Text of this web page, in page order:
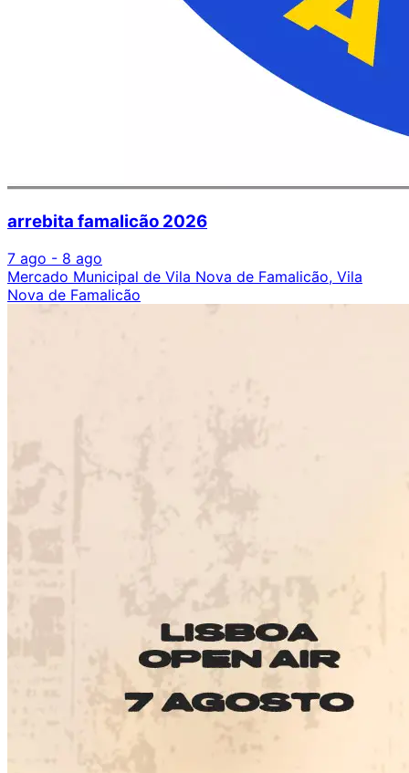
arrebita famalicão 2026
7 ago - 8 ago
Mercado Municipal de Vila Nova de Famalicão, Vila
Nova de Famalicão